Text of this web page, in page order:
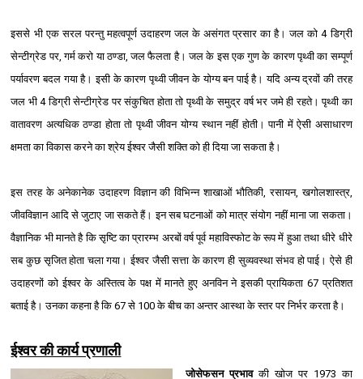
इससे भी एक सरल परन्तु महत्वपूर्ण उदाहरण जल के असंगत प्रसार का है। जल को 4 डिग्री
सेन्टीग्रेड पर, गर्म करो या ठण्डा, जल फैलता है। जल के इस एक गुण के कारण पृथ्वी का सम्पूर्ण
पर्यावरण बदल गया है। इसी के कारण पृथ्वी जीवन के योग्य बन पाई है। यदि अन्य द्रवों की तरह
जल भी 4 डिग्री सेन्टीग्रेड पर संकुचित होता तो पृथ्वी के समुद्र वर्ष भर जमे ही रहते। पृथ्वी का
वातावरण अत्यधिक ठण्डा होता तो पृथ्वी जीवन योग्य स्थान नहीं होती। पानी में ऐसी असाधारण
क्षमता का विकास करने का श्रेय ईश्‍वर जैसी शक्ति को ही दिया जा सकता है।
इस तरह के अनेकानेक उदाहरण विज्ञान की विभिन्न शाखाओं भौतिकी, रसायन, खगोलशास्त्र,
जीवविज्ञान आदि से जुटाए जा सकते हैं। इन सब घटनाओं को मात्र संयोग नहीं माना जा सकता।
वैज्ञानिक भी मानते है कि सृष्टि का प्रारम्भ अरबों वर्ष पूर्व महाविस्फोट के रूप में हुआ तथा धीरे धीरे
सब कुछ सृजित होता चला गया। ईश्‍वर जैसी सत्ता के कारण ही सुव्यवस्था संभव हो पाई। ऐसे ही
उदाहरणों को ईश्‍वर के अस्तित्व के पक्ष में मानते हुए अनविन ने इसकी प्रायिकता 67 प्रतिशत
बताई है। उनका कहना है कि 67 से 100 के बीच का अन्तर आस्था के स्तर पर निर्भर करता है।
ईश्‍वर की कार्य प्रणाली
जोसेफसन प्रभावकी खोज पर 1973 का